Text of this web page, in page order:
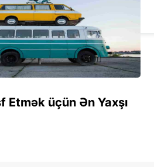
VALVERDE - SPAIN
Etmək üçün Ən Yaxşı